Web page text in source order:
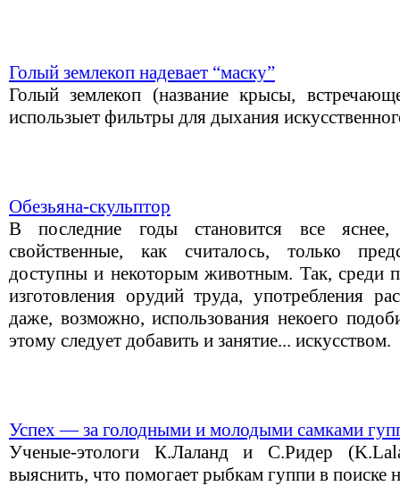
Голый землекоп надевает “маску”
Голый землекоп (название крысы,
использыет фильтры для дыхания
Обезьяна-скульптор
В последние годы становится все
свойственные, как считалось, только
доступны и некоторым животным. Так, среди
изготовления орудий труда, употребления
даже, возможно, использования некоего
этому следует добавить и занятие... искусством.
Успех — за голодными и молодыми самками
Ученые-этологи К.Лаланд и С.Ридер
выяснить, что помогает рыбкам гуппи в поиске